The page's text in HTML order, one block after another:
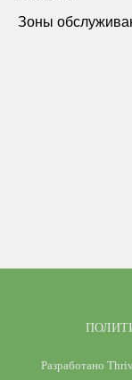
Зоны
Разработано